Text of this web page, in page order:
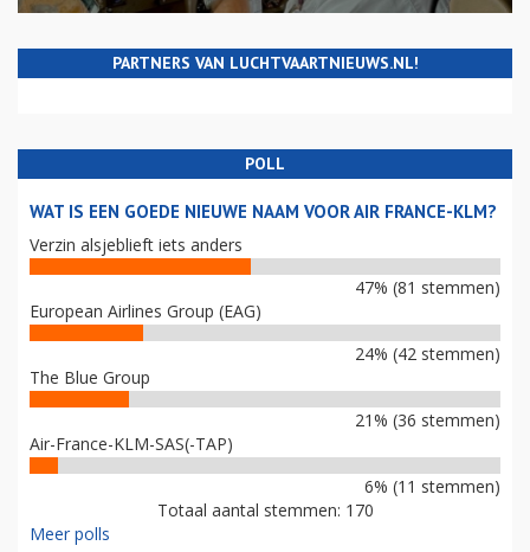
PARTNERS VAN LUCHTVAARTNIEUWS.NL!
POLL
WAT IS EEN GOEDE NIEUWE NAAM VOOR AIR FRANCE-KLM?
Verzin alsjeblieft iets anders
47% (81 stemmen)
European Airlines Group (EAG)
24% (42 stemmen)
The Blue Group
21% (36 stemmen)
Air-France-KLM-SAS(-TAP)
6% (11 stemmen)
Totaal aantal stemmen: 170
Meer polls